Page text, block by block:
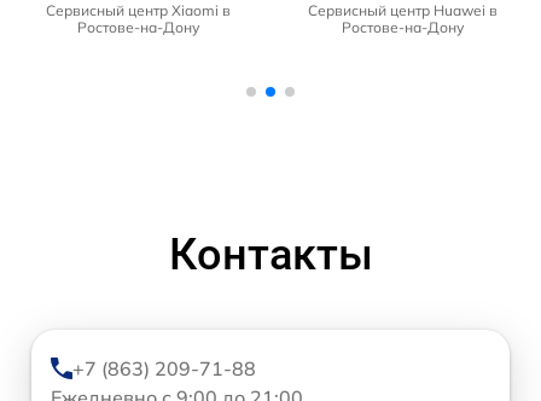
Сервисный центр Xiaomi в
Ростове-на-Дону
Сервисный центр Huawei в
Ростове-на-Дону
Контакты
+7 (863) 209-71-88